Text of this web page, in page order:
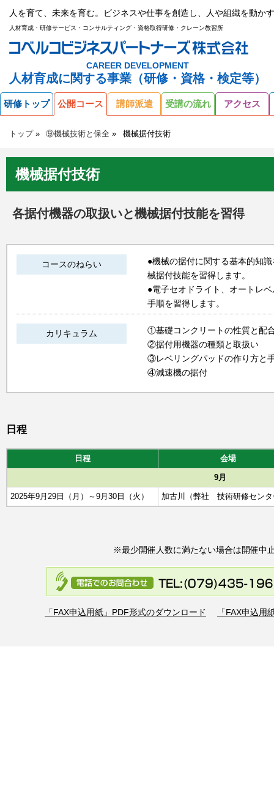
人を育て、未来を育む。ビジネスや仕事を創造し、人や組織を動か
人材育成・研修サービス・コンサルティング・資格取得研修・クレーン教習所
CAREER DEVELOPMENT
人材育成に関する事業（研修・資格・検定等）
研修トップ 公開コース 講師派遣 受講の流れ アクセス
トップ ⑨機械技術と保全 機械据付技術
機械据付技術
各据付機器の取扱いと機械据付技能を習得
コースのねらい
●機械の据付に関する基本的知
械据付技能を習得します。
●電子セオドライト、オートレ
手順を習得します。
カリキュラム
①基礎コンクリートの性質と配
②据付用機器の種類と取扱い
③レベリングパッドの作り方と
④減速機の据付
日程
日程 会場
9月
2025年9月29日（月）～9月30日（火） 加古川（弊社 技術研修センタ
※最少開催人数に満たない場合は開催中
「FAX申込用紙」PDF形式のダウンロード 「FAX申込用